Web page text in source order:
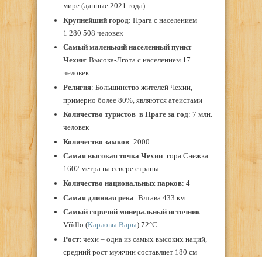
мире (данные 2021 года)
Крупнейший город: Прага с населением
1 280 508 человек
Самый маленький населенный пункт
Чехии: Высока-Лгота с населением 17
человек
Религия: Большинство жителей Чехии,
примерно более 80%, являются атеистами
Количество туристов в Праге за год: 7 млн.
человек
Количество замков: 2000
Самая высокая точка Чехии: гора Снежка
1602 метра на севере страны
Количество национальных парков: 4
Самая длинная река: Влтава 433 км
Самый горячий минеральный источник:
Vřídlo (Карловы Вары) 72°C
Рост: чехи – одна из самых высоких наций,
средний рост мужчин составляет 180 см